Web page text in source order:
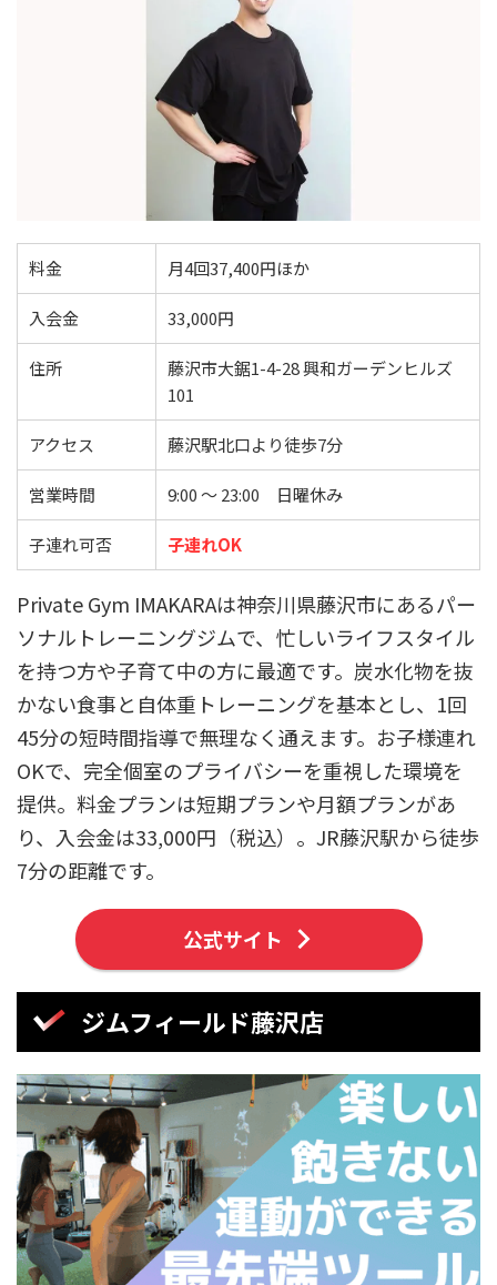
料金 月4回37,400円ほか
入会金 33,000円
住所
藤沢市大鋸1-4-28 興和ガーデンヒルズ
101
アクセス 藤沢駅北口より徒歩7分
営業時間 9:00 〜 23:00 日曜休み
子連れ可否 子連れOK
Private Gym IMAKARAは神奈川県藤沢市にあるパー
ソナルトレーニングジムで、忙しいライフスタイル
を持つ方や子育て中の方に最適です。炭水化物を抜
かない食事と自体重トレーニングを基本とし、1回
45分の短時間指導で無理なく通えます。お子様連れ
OKで、完全個室のプライバシーを重視した環境を
提供。料金プランは短期プランや月額プランがあ
り、入会金は33,000円（税込）。JR藤沢駅から徒歩
7分の距離です。
公式サイト
ジムフィールド藤沢店